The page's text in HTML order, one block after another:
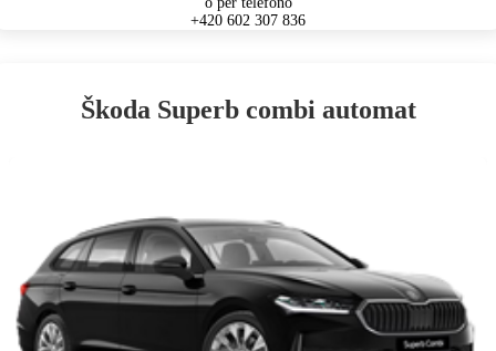
+420 602 307 836
Škoda Superb combi automat